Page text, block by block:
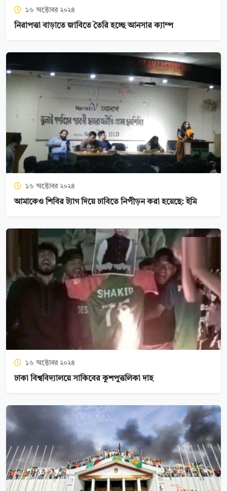
১৬ অক্টোবর ২০২৪
নিরাপত্তা বাড়াতে জাবিতে তৈরি হচ্ছে আনসার ক্যাম্প
১৬ অক্টোবর ২০২৪
আমাকেও শিবির ট্যাগ দিয়ে ঢাবিতে নিপীড়ন করা হয়েছে: ইমি
১৬ অক্টোবর ২০২৪
ঢাকা বিশ্ববিদ্যালয়ে সাকিবের কুশপুত্তলিকা দাহ